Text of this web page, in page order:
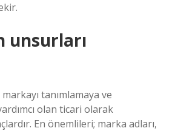
unsurları
tanımlamaya ve
olan ticari olarak
En önemlileri; marka adları,